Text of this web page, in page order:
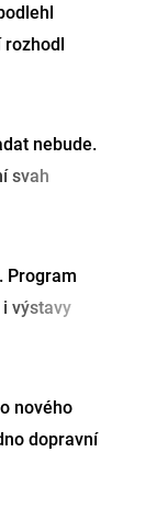
rozhodl
nebude.
svah
Program
výstavy
nového
dopravní